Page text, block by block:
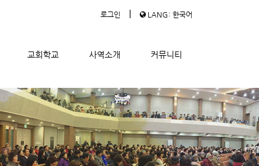
로그인 | LANG: 한국어
교회학교 사역소개 커뮤니티